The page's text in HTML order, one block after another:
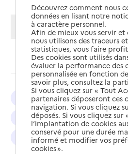
Modifier ma recherche
Ajouter
Orléans : 8 Montargis : 4
La Chapelle-Saint-Mesmin : 3
Saint-Jean-de-Braye : 2 La
Découvrez comment nous
données en lisant notre
à caractère personnel.
Afin de mieux vous servir
nous utilisons des traceurs
statistiques, vous faire
Des cookies sont utilisés
évaluer la performance
personnalisée en fonction
savoir plus, consultez la
Si vous cliquez sur « Tout
partenaires déposeront ces
navigation. Si vous cliquez
déposés. Si vous cliquez
l’implantation de cookies
conservé pour une durée
informé et modifier vos
cookies ».